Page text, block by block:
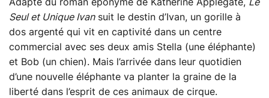
Adapté du roman éponyme de Katherine Applegate, Le
Seul et Unique Ivansuit le destin d’Ivan, un gorille à
dos argenté qui vit en captivité dans un centre
commercial avec ses deux amis Stella (une éléphante)
et Bob (un chien). Mais l’arrivée dans leur quotidien
d’une nouvelle éléphante va planter la graine de la
liberté dans l’esprit de ces animaux de cirque.